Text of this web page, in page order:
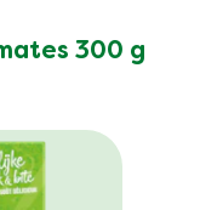
300 g